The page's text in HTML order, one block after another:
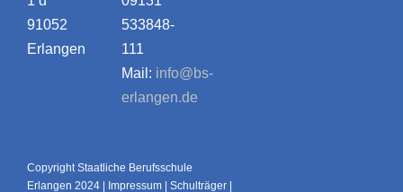
91052
Erlangen
533848-
111
Mail: info@bs-
erlangen.de
Copyright Staatliche Berufsschule
Erlangen 2024 |
Impressum Schulträger